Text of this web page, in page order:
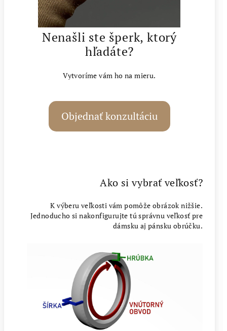
Nenašli ste šperk, ktorý
hľadáte?
Vytvoríme vám ho na mieru.
Objednať konzultáciu
Ako si vybrať veľkosť?
K výberu veľkosti vám pomôže obrázok nižšie.
Jednoducho si nakonfigurujte tú správnu veľkosť pre
dámsku aj pánsku obrúčku.